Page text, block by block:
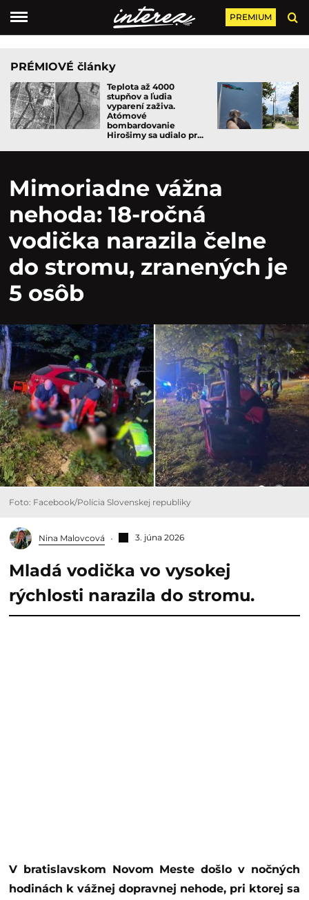
PREMIUM
PRÉMIOVÉ články
Teplota až 4000
stupňov a ľudia
vyparení zaživa.
Atómové
bombardovanie
Hirošimy sa udialo pr...
Mimoriadne vážna
nehoda: 18-ročná
vodička narazila čelne
do stromu, zranených je
5 osôb
Foto: Facebook/Polícia Slovenskej republiky
Nina Malovcová 3. júna 2026
Mladá vodička vo vysokej
rýchlosti narazila do stromu.
V bratislavskom Novom Meste došlo v nočných
hodinách k vážnej dopravnej nehode, pri ktorej sa